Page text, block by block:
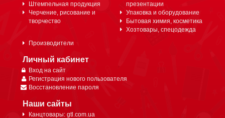
Штемпельная продукция
Черчение, рисование и
творчество
презентации
Упаковка и оборудование
Бытовая химия, косметика
Хозтовары, спецодежда
Производители
Личный кабинет
Вход на сайт
Регистрация нового пользователя
Восстановление пароля
Наши сайты
Канцтовары: gtl.com.ua